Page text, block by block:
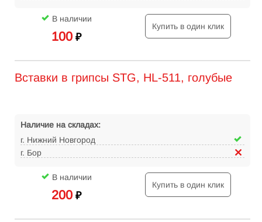
В наличии
100 ₽
Купить в один клик
Вставки в грипсы STG, HL-511, голубые
Наличие на складах:
г. Нижний Новгород
г. Бор
В наличии
200 ₽
Купить в один клик